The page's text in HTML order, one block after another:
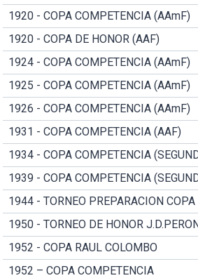
1920 - COPA COMPETENCIA (AAmF)
1920 - COPA DE HONOR (AAF)
1924 - COPA COMPETENCIA (AAmF)
1925 - COPA COMPETENCIA (AAmF)
1926 - COPA COMPETENCIA (AAmF)
1931 - COPA COMPETENCIA (AAF)
1934 - COPA COMPETENCIA
1939 - COPA COMPETENCIA
1944 - TORNEO PREPARACION COPA
1950 - TORNEO DE HONOR
1952 - COPA RAUL COLOMBO
1952 – COPA COMPETENCIA